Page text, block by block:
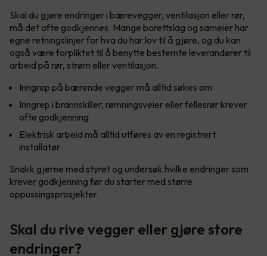
Skal du gjøre endringer i bærevegger, ventilasjon eller rør,
må det ofte godkjennes. Mange borettslag og sameier har
egne retningslinjer for hva du har lov til å gjøre, og du kan
også være forpliktet til å benytte bestemte leverandører til
arbeid på rør, strøm eller ventilasjon.
Inngrep på bærende vegger må alltid søkes om
Inngrep i brannskiller, rømningsveier eller fellesrør krever
ofte godkjenning
Elektrisk arbeid må alltid utføres av en registrert
installatør
Snakk gjerne med styret og undersøk hvilke endringer som
krever godkjenning før du starter med større
oppussingsprosjekter.
Skal du rive vegger eller gjøre store
endringer?